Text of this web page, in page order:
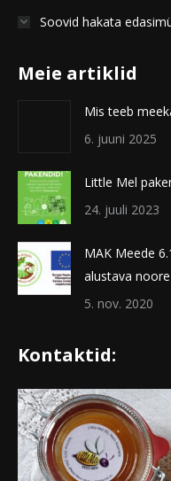
Soovid hakata
Meie artiklid
Mis teeb
6. juuni 2025
Little Mel
24. juuli 2023
MAK Meede
alustava
5. nov. 2020
Kontaktid: